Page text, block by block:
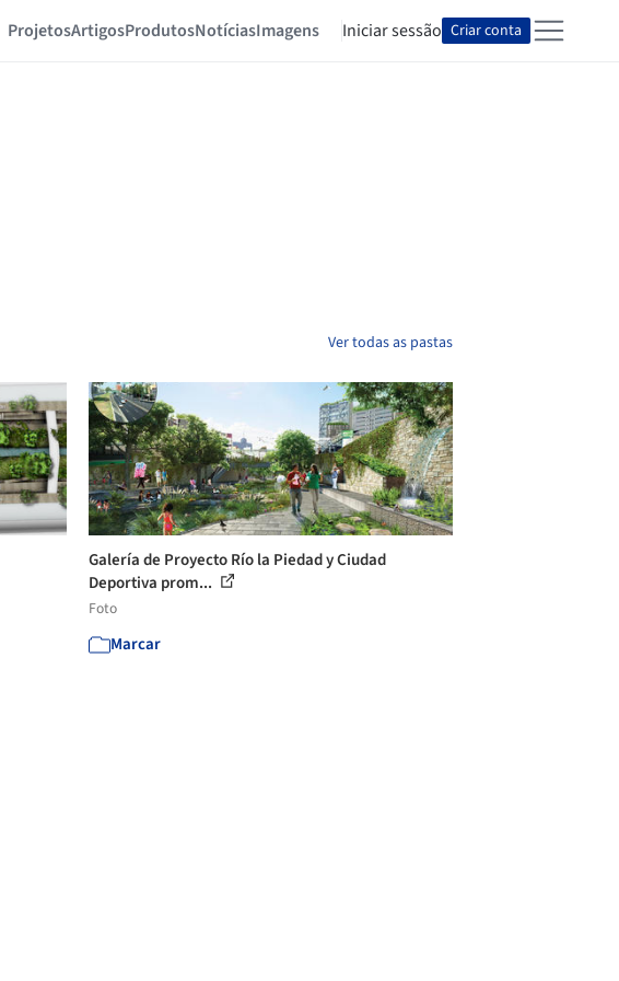
ProjetosArtigosProdutosNotíciasImagens Iniciar sessão Criar conta
Ver todas as pastas
Galería de Proyecto Río la Piedad y Ciudad
Deportiva prom...
Foto
Marcar